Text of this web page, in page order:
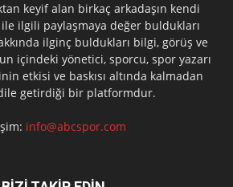
keyif alan birkaç arkadaşın kendi
ile ilgili paylaşmaya değer buldukları
ilginç buldukları bilgi, görüş ve
içindeki yönetici, sporcu, spor yazarı
etkisi ve baskısı altında kalmadan
getirdiği bir platformdur.
info@abcspor.com